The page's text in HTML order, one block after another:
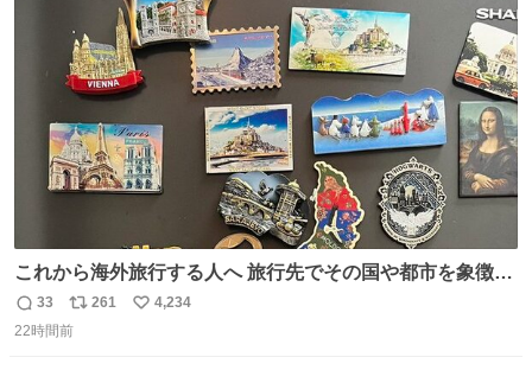
数
数
これから海外旅行する人へ 旅行先でその国や都市を象徴す
る マグネットを買って欲しい。 僕は交換留学してた1年間
で20カ国回ったけど、旅行先で必ずマグネットを買い、今
返
信
33
リ
ポ
261
い
4,234
22時間前